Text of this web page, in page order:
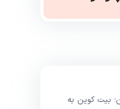
بیت کوین به